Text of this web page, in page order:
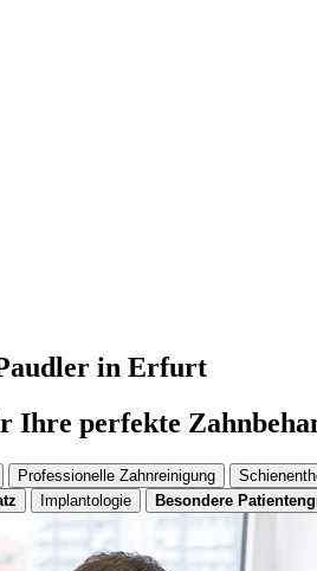
in Erfurt
Ihre perfekte
Professionelle Zahnreinigung
Implantologie Besondere